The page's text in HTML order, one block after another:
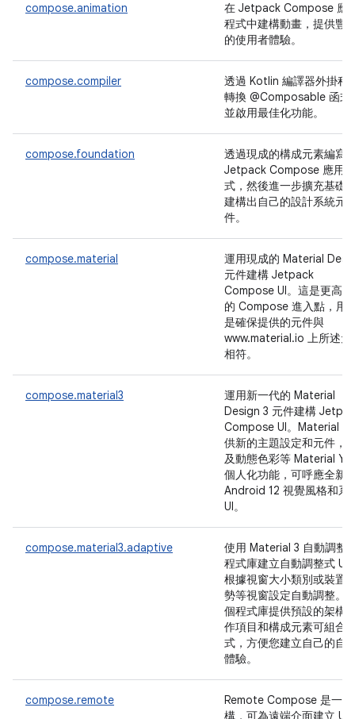
compose.animation
在 Jetpack Compose 應
程式中建構動畫，提供豐
的使用者體驗。
compose.compiler
透過 Kotlin 編譯器外掛程
轉換 @Composable 函式
並啟用最佳化功能。
compose.foundation
透過現成的構成元素編寫
Jetpack Compose 應用程
式，然後進一步擴充基礎
建構出自己的設計系統元
件。
compose.material
運用現成的 Material
元件建構 Jetpack
Compose UI。這是更高
的 Compose 進入點，用
是確保提供的元件與
www.material.io 上所述元
相符。
compose.material3
運用新一代的 Material
Design 3 元件建構
Compose UI。Material 3
供新的主題設定和元件，
及動態色彩等 Material
個人化功能，可呼應全新
Android 12 視覺風格和系
UI。
compose.material3.adaptive
使用 Material 3 自動調整
程式庫建立自動調整式 UI
根據視窗大小類別或裝置
勢等視窗設定自動調整。
個程式庫提供預設的架構
作項目和構成元素可組合
式，方便您建立自己的自
體驗。
compose.remote
Remote Compose 是一
構，可為遠端介面建立 UI